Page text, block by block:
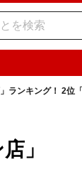
ランキング！ 2位
」